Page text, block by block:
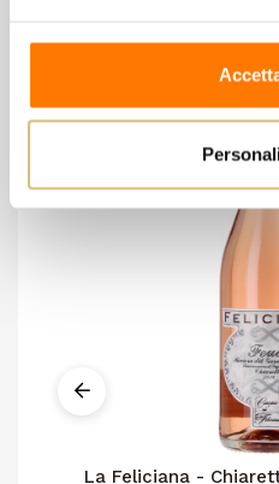
La Feliciana -